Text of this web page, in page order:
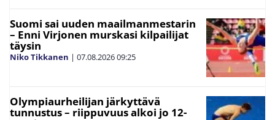
Suomi sai uuden maailmanmestarin
– Enni Virjonen murskasi kilpailijat
täysin
Niko Tikkanen | 07.08.202609:25
Olympiaurheilijan järkyttävä
tunnustus – riippuvuus alkoi jo 12-